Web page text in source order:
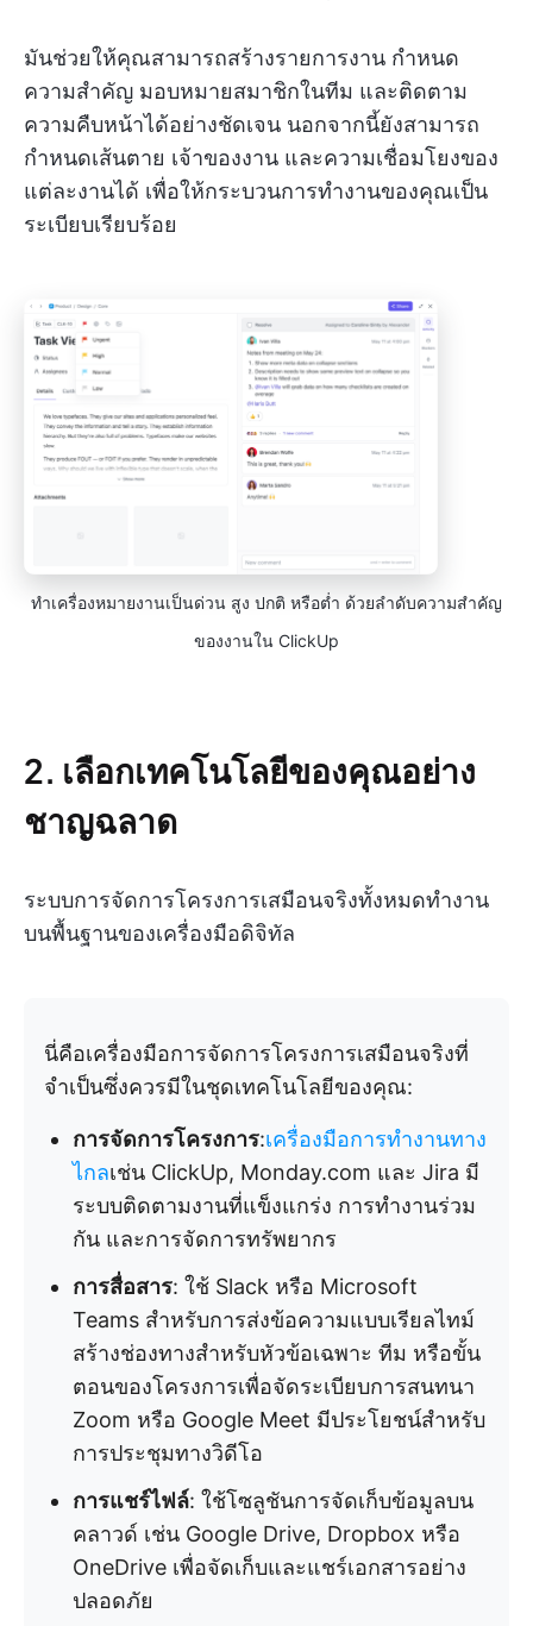
มันช่วยให้คุณสามารถสร้างรายการงาน กำหนด
ความสำคัญ มอบหมายสมาชิกในทีม และติดตาม
ความคืบหน้าได้อย่างชัดเจน นอกจากนี้ยังสามารถ
กำหนดเส้นตาย เจ้าของงาน และความเชื่อมโยงของ
แต่ละงานได้ เพื่อให้กระบวนการทำงานของคุณเป็น
ระเบียบเรียบร้อย
ทำเครื่องหมายงานเป็นด่วน สูง ปกติ หรือต่ำ ด้วยลำดับความสำคัญ
ของงานใน ClickUp
2. เลือกเทคโนโลยีของคุณอย่าง
ชาญฉลาด
ระบบการจัดการโครงการเสมือนจริงทั้งหมดทำงาน
บนพื้นฐานของเครื่องมือดิจิทัล
นี่คือเครื่องมือการจัดการโครงการเสมือนจริงที่
จำเป็นซึ่งควรมีในชุดเทคโนโลยีของคุณ:
การจัดการโครงการ:เครื่องมือการทำงานทาง
ไกลเช่น ClickUp, Monday.com และ Jira มี
ระบบติดตามงานที่แข็งแกร่ง การทำงานร่วม
กัน และการจัดการทรัพยากร
การสื่อสาร: ใช้ Slack หรือ Microsoft
Teams สำหรับการส่งข้อความแบบเรียลไทม์
สร้างช่องทางสำหรับหัวข้อเฉพาะ ทีม หรือขั้น
ตอนของโครงการเพื่อจัดระเบียบการสนทนา
Zoom หรือ Google Meet มีประโยชน์สำหรับ
การประชุมทางวิดีโอ
การแชร์ไฟล์: ใช้โซลูชันการจัดเก็บข้อมูลบน
คลาวด์ เช่น Google Drive, Dropbox หรือ
OneDrive เพื่อจัดเก็บและแชร์เอกสารอย่าง
ปลอดภัย